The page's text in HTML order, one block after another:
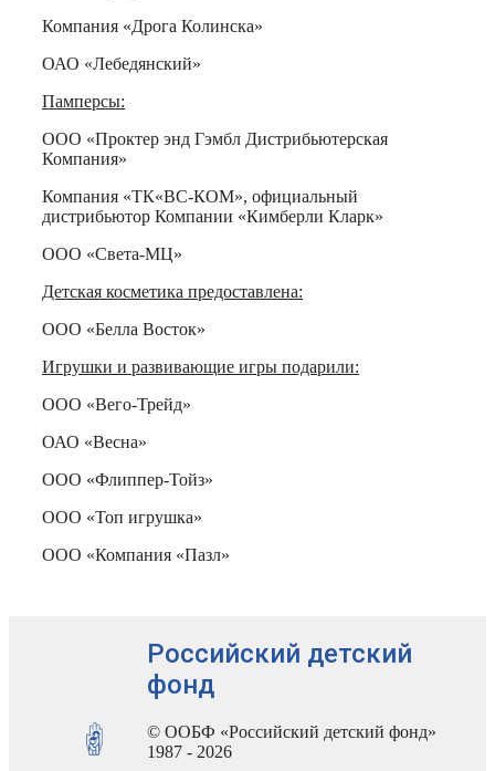
Компания «Дрога Колинска»
ОАО «Лебедянский»
Памперсы:
ООО «Проктер энд Гэмбл Дистрибьютерская
Компания»
Компания «ТК«ВС-КОМ», официальный
дистрибьютор Компании «Кимберли Кларк»
ООО «Света-МЦ»
Детская косметика предоставлена:
ООО «Белла Восток»
Игрушки и развивающие игры подарили:
ООО «Вего-Трейд»
ОАО «Весна»
ООО «Флиппер-Тойз»
ООО «Топ игрушка»
ООО «Компания «Пазл»
Российский детский
фонд
© ООБФ «Российский детский фонд»
1987 - 2026